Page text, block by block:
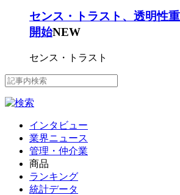
センス・トラスト、透明性
開始NEW
センス・トラスト
インタビュー
業界ニュース
管理・仲介業
商品
ランキング
統計データ